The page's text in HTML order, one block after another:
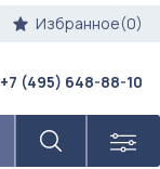
Избранное(0)
+7 (495) 648-88-10